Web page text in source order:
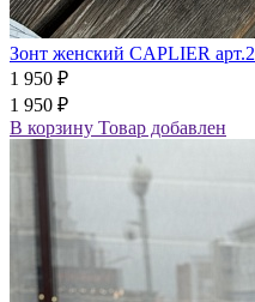
Зонт женский CAPLIER
1 950 ₽
1 950 ₽
В корзину Товар добавлен